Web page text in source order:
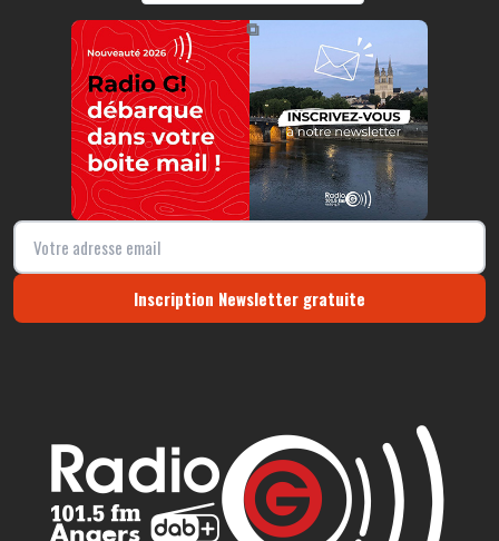
https://radio-g.fr?9354
⧉
Inscription Newsletter gratuite